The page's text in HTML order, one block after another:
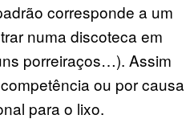
corresponde a um
numa discoteca em
porreiraços…). Assim
ou por causa
para o lixo.